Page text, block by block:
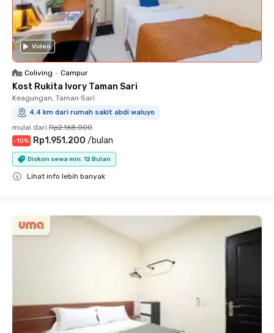
Video
Coliving • Campur
Kost Rukita Ivory Taman Sari
Keagungan, Taman Sari
4.4 km dari rumah sakit abdi waluyo
mulai dari Rp2.168.000
-10% Rp1.951.200 /bulan
Diskon sewa min. 12 Bulan
Lihat info lebih banyak